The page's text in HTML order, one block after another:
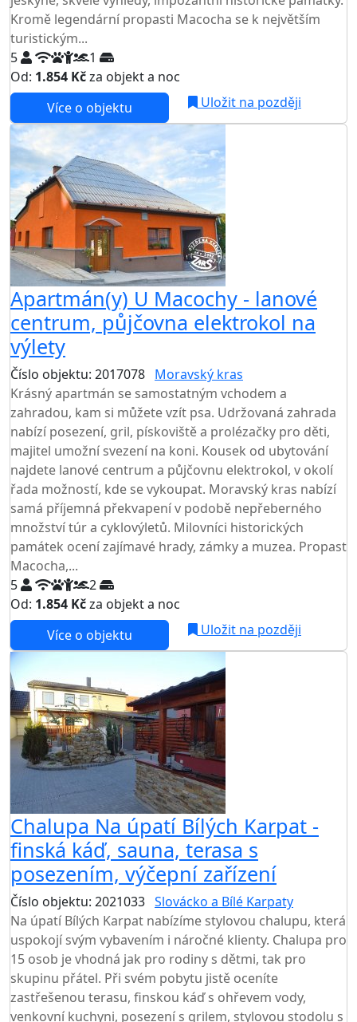
Kromě legendární propasti Macocha se k největším
turistickým...
5
1
Od: 1.854 Kčza objekt a noc
Více o objektu
Uložit na později
Apartmán(y) U Macochy - lanové
centrum, půjčovna elektrokol na
výlety
Číslo objektu: 2017078 Moravský kras
Krásný apartmán se samostatným vchodem a
zahradou, kam si můžete vzít psa. Udržovaná zahrada
nabízí posezení, gril, pískoviště a prolézačky pro děti,
majitel umožní svezení na koni. Kousek od ubytování
najdete lanové centrum a půjčovnu elektrokol, v okolí
řada možností, kde se vykoupat. Moravský kras nabízí
samá příjemná překvapení v podobě nepřeberného
množství túr a cyklovýletů. Milovníci historických
památek ocení zajímavé hrady, zámky a muzea. Propast
Macocha,...
5
2
Od: 1.854 Kčza objekt a noc
Více o objektu
Uložit na později
Chalupa Na úpatí Bílých Karpat -
finská káď, sauna, terasa s
posezením, výčepní zařízení
Číslo objektu: 2021033 Slovácko a Bílé Karpaty
Na úpatí Bílých Karpat nabízíme stylovou chalupu, která
uspokojí svým vybavením i náročné klienty. Chalupa pro
15 osob je vhodná jak pro rodiny s dětmi, tak pro
skupinu přátel. Při svém pobytu jistě oceníte
zastřešenou terasu, finskou káď s ohřevem vody,
venkovní kuchyni, posezení s grilem, stylovou stodolu s